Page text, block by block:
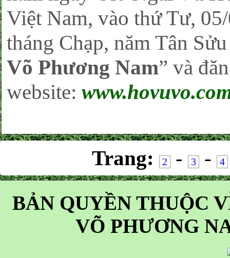
Việt Nam, vào thứ Tư,
tháng Chạp, năm Tân
Võ Phương Nam” và
website:
Trang: 2 - 3 - 4
BẢN QUYỀN THUỘC
VÕ PHƯƠNG